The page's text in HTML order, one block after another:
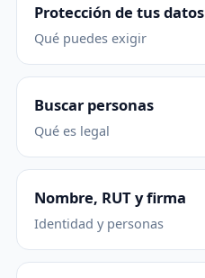
Protección de tus datos
Qué puedes exigir
Buscar personas
Qué es legal
Nombre, RUT y firma
Identidad y personas